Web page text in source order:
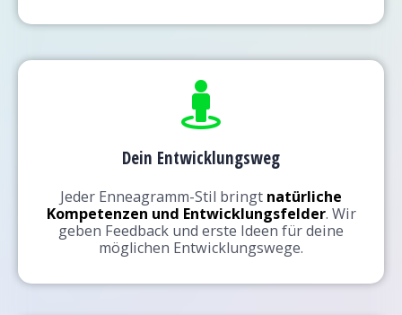
Dein Entwicklungsweg
Jeder Enneagramm-Stil bringt natürliche
Kompetenzen und Entwicklungsfelder. Wir
geben Feedback und erste Ideen für deine
möglichen Entwicklungswege.